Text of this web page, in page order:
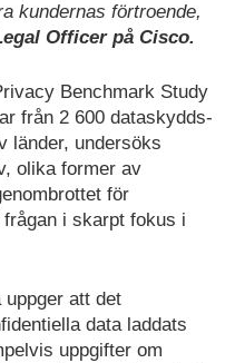
kundernas förtroende,
Officer på Cisco.
Benchmark Study
från 2 600 dataskydds-
länder, undersöks
olika former av
för
i skarpt fokus i
uppger att det
data laddats
uppgifter om